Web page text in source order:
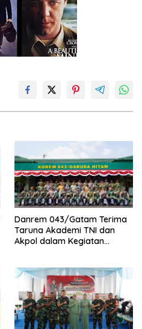
Danrem 043/Gatam Terima
Taruna Akademi TNI dan
Akpol dalam Kegiatan